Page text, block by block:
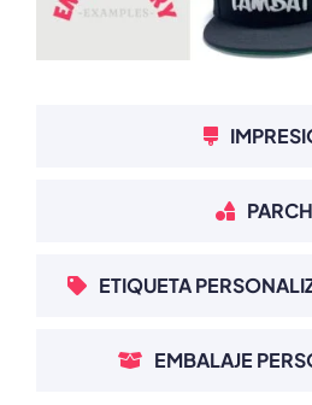
ETIQUETA
EMBALAJE